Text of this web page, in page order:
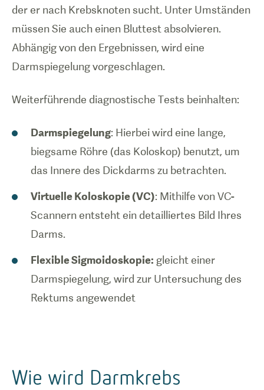
der er nach Krebsknoten sucht. Unter Umständen
müssen Sie auch einen Bluttest absolvieren.
Abhängig von den Ergebnissen, wird eine
Darmspiegelung vorgeschlagen.
Weiterführende diagnostische Tests beinhalten:
Darmspiegelung: Hierbei wird eine lange,
biegsame Röhre (das Koloskop) benutzt, um
das Innere des Dickdarms zu betrachten.
Virtuelle Koloskopie (VC): Mithilfe von VC-
Scannern entsteht ein detailliertes Bild Ihres
Darms.
Flexible Sigmoidoskopie: gleicht einer
Darmspiegelung, wird zur Untersuchung des
Rektums angewendet
Wie wird Darmkrebs